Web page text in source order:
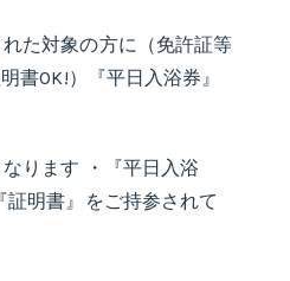
た対象の方に（免許証等
書OK!）『平日入浴券』
ります ・『平日入浴
明書』をご持参されて